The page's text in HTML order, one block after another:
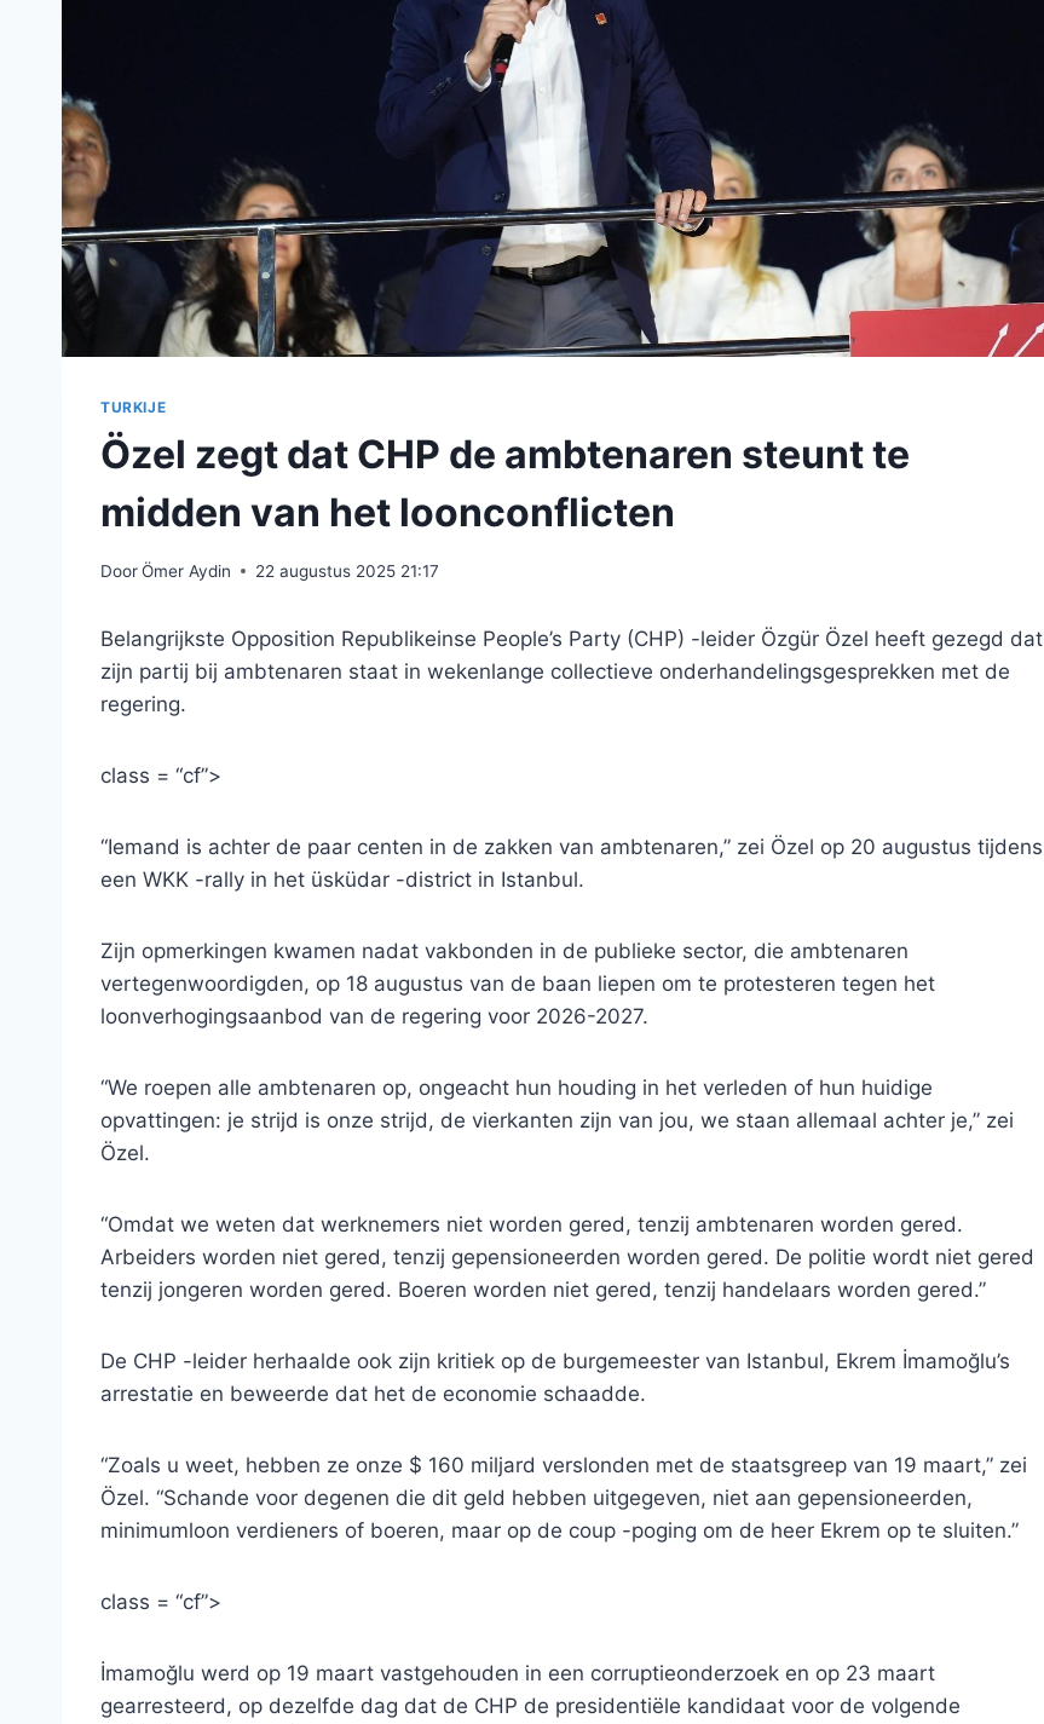
TURKIJE
Özel zegt dat CHP de ambtenaren steunt te
midden van het loonconflicten
DoorÖmer Aydin 22 augustus 2025 21:17
Belangrijkste Opposition Republikeinse People’s Party (CHP) -leider Özgür Özel heeft gezegd dat
zijn partij bij ambtenaren staat in wekenlange collectieve onderhandelingsgesprekken met de
regering.
class = “cf”>
“Iemand is achter de paar centen in de zakken van ambtenaren,” zei Özel op 20 augustus tijdens
een WKK -rally in het üsküdar -district in Istanbul.
Zijn opmerkingen kwamen nadat vakbonden in de publieke sector, die ambtenaren
vertegenwoordigden, op 18 augustus van de baan liepen om te protesteren tegen het
loonverhogingsaanbod van de regering voor 2026-2027.
“We roepen alle ambtenaren op, ongeacht hun houding in het verleden of hun huidige
opvattingen: je strijd is onze strijd, de vierkanten zijn van jou, we staan ​​allemaal achter je,” zei
Özel.
“Omdat we weten dat werknemers niet worden gered, tenzij ambtenaren worden gered.
Arbeiders worden niet gered, tenzij gepensioneerden worden gered. De politie wordt niet gered
tenzij jongeren worden gered. Boeren worden niet gered, tenzij handelaars worden gered.”
De CHP -leider herhaalde ook zijn kritiek op de burgemeester van Istanbul, Ekrem İmamoğlu’s
arrestatie en beweerde dat het de economie schaadde.
“Zoals u weet, hebben ze onze $ 160 miljard verslonden met de staatsgreep van 19 maart,” zei
Özel. “Schande voor degenen die dit geld hebben uitgegeven, niet aan gepensioneerden,
minimumloon verdieners of boeren, maar op de coup -poging om de heer Ekrem op te sluiten.”
class = “cf”>
İmamoğlu werd op 19 maart vastgehouden in een corruptieonderzoek en op 23 maart
gearresteerd, op dezelfde dag dat de CHP de presidentiële kandidaat voor de volgende